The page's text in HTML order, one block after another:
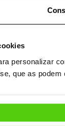
personalizar
que as